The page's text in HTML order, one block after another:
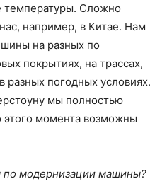
температуры. Сложно
например, в Китае. Нам
шины на разных по
покрытиях, на трассах,
разных погодных условиях.
мы полностью
момента возможны
по модернизации машины?